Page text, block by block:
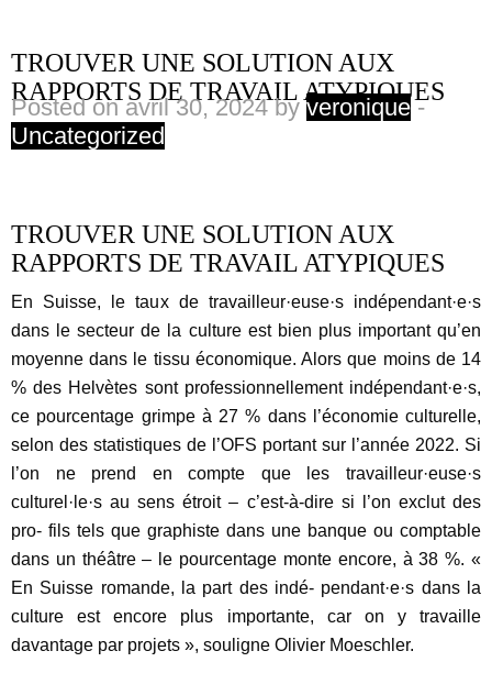
TROUVER UNE SOLUTION AUX
RAPPORTS DE TRAVAIL ATYPIQUES
Posted on avril 30, 2024 byveronique-
Uncategorized
TROUVER UNE SOLUTION AUX
RAPPORTS DE TRAVAIL ATYPIQUES
En Suisse, le taux de travailleur·euse·s indépendant·e·s
dans le secteur de la culture est bien plus important qu’en
moyenne dans le tissu économique. Alors que moins de 14
% des Helvètes sont professionnellement indépendant·e·s,
ce pourcentage grimpe à 27 % dans l’économie culturelle,
selon des statistiques de l’OFS portant sur l’année 2022. Si
l’on ne prend en compte que les travailleur·euse·s
culturel·le·s au sens étroit – c’est-à-dire si l’on exclut des
pro- fils tels que graphiste dans une banque ou comptable
dans un théâtre – le pourcentage monte encore, à 38 %. «
En Suisse romande, la part des indé- pendant·e·s dans la
culture est encore plus importante, car on y travaille
davantage par projets », souligne Olivier Moeschler.